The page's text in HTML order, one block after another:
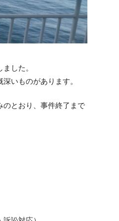
した。
いものがあります。
とおり、事件終了まで